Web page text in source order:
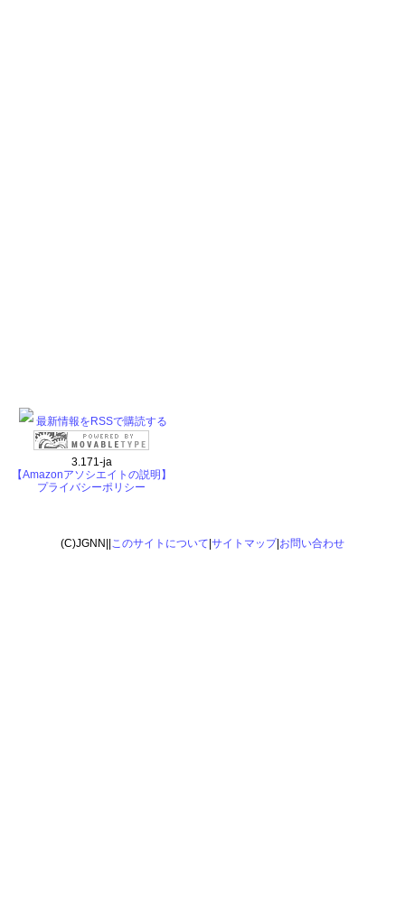
最新情報をRSSで購読する
3.171-ja
【Amazonアソシエイトの説明】
プライバシーポリシー
(C)JGNN|| このサイトについて サイトマップ| お問い合わせ